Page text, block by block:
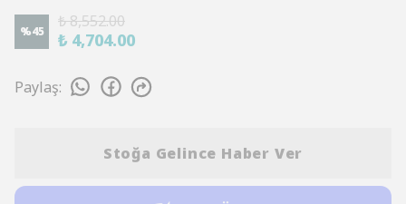
%45
₺ 8,552.00
₺ 4,704.00
Paylaş:
Stoğa Gelince Haber Ver